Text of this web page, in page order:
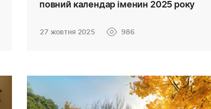
повний календар іменин 2025 року
27 жовтня 2025 986